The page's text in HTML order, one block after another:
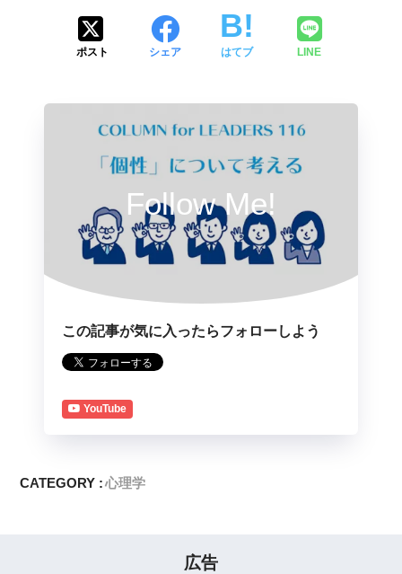
ポスト シェア はてブ LINE
Follow Me!
この記事が気に入ったらフォローしよう
YouTube
CATEGORY :心理学
広告